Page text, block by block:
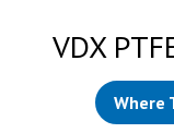
VDX
Where